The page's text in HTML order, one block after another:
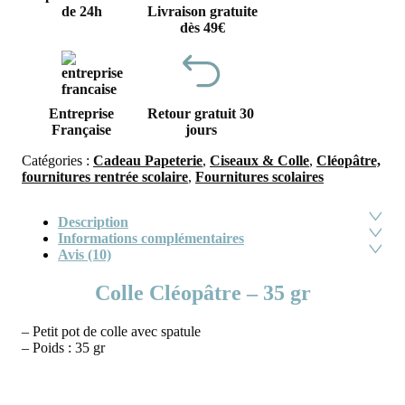
de 24h
Livraison gratuite
dès 49€
Entreprise
Française
Retour gratuit 30
jours
Catégories : Cadeau Papeterie, Ciseaux & Colle, Cléopâtre,
fournitures rentrée scolaire, Fournitures scolaires
Description
Informations complémentaires
Avis (10)
Colle Cléopâtre – 35 gr
– Petit pot de colle avec spatule
– Poids : 35 gr